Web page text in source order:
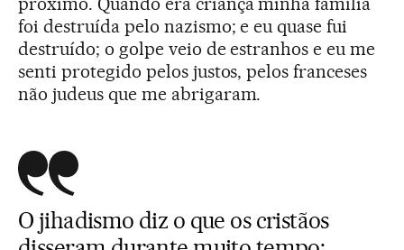
foi destruída pelo nazismo; e eu quase fui
destruído; o golpe veio de estranhos e eu me
senti protegido pelos justos, pelos franceses
não judeus que me abrigaram.
O jihadismo diz o que os cristãos